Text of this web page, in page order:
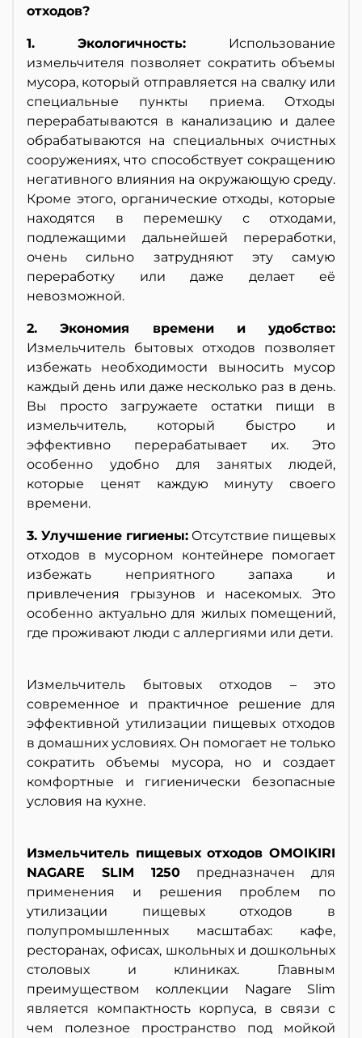
отходов?
1. Экологичность: Использование
измельчителя позволяет сократить объемы
мусора, который отправляется на свалку или
специальные пункты приема. Отходы
перерабатываются в канализацию и далее
обрабатываются на специальных очистных
сооружениях, что способствует сокращению
негативного влияния на окружающую среду.
Кроме этого, органические отходы, которые
находятся в перемешку с отходами,
подлежащими дальнейшей переработки,
очень сильно затрудняют эту самую
переработку или даже делает её
невозможной.
2. Экономия времени и удобство:
Измельчитель бытовых отходов позволяет
избежать необходимости выносить мусор
каждый день или даже несколько раз в день.
Вы просто загружаете остатки пищи в
измельчитель, который быстро и
эффективно перерабатывает их. Это
особенно удобно для занятых людей,
которые ценят каждую минуту своего
времени.
3. Улучшение гигиены: Отсутствие пищевых
отходов в мусорном контейнере помогает
избежать неприятного запаха и
привлечения грызунов и насекомых. Это
особенно актуально для жилых помещений,
где проживают люди с аллергиями или дети.
Измельчитель бытовых отходов – это
современное и практичное решение для
эффективной утилизации пищевых отходов
в домашних условиях. Он помогает не только
сократить объемы мусора, но и создает
комфортные и гигиенически безопасные
условия на кухне.
Измельчитель пищевых отходов OMOIKIRI
NAGARE SLIM 1250 предназначен для
применения и решения проблем по
утилизации пищевых отходов в
полупромышленных масштабах: кафе,
ресторанах, офисах, школьных и дошкольных
столовых и клиниках. Главным
преимуществом коллекции Nagare Slim
является компактность корпуса, в связи с
чем полезное пространство под мойкой